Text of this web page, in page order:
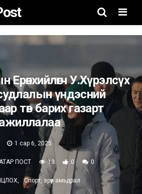
Menu
У.Хүрэлсүх
үндэсний
төв барих газарт
1 сар 6, 2025
ПОСТ 13 0 0
Спорт, эрүүл амьдрал